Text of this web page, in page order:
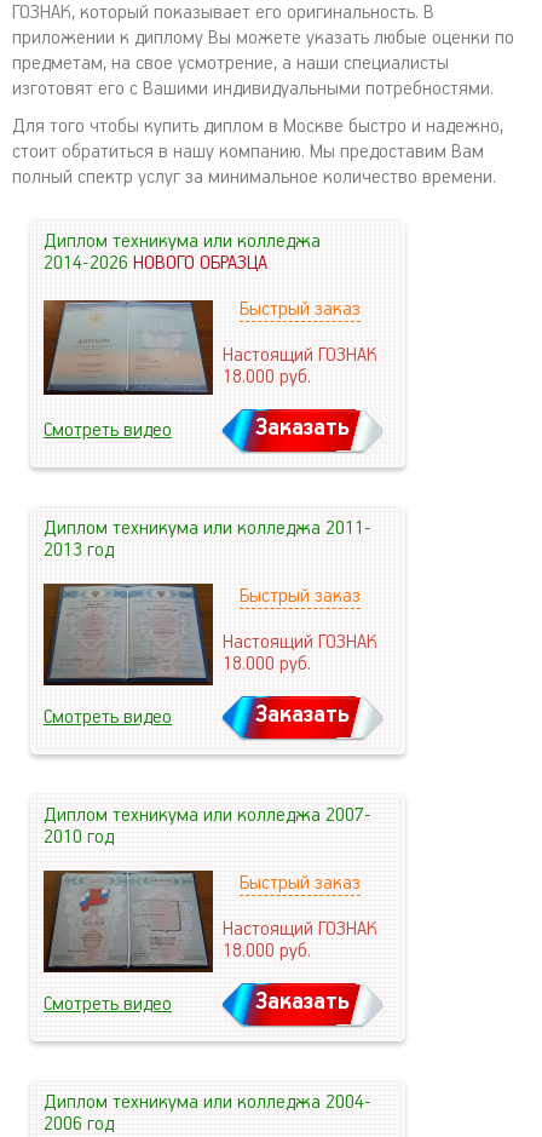
ГОЗНАК, который показывает его оригинальность. В
приложении к диплому Вы можете указать любые оценки по
предметам, на свое усмотрение, а наши специалисты
изготовят его с Вашими индивидуальными потребностями.
Для того чтобы купить диплом в Москве быстро и надежно,
стоит обратиться в нашу компанию. Мы предоставим Вам
полный спектр услуг за минимальное количество времени.
Диплом техникума или колледжа
2014-2026НОВОГО ОБРАЗЦА
Быстрый заказ
Настоящий ГОЗНАК
18.000руб.
Смотреть видео Заказать
Диплом техникума или колледжа 2011-
2013 год
Быстрый заказ
Настоящий ГОЗНАК
18.000руб.
Смотреть видео Заказать
Диплом техникума или колледжа 2007-
2010 год
Быстрый заказ
Настоящий ГОЗНАК
18.000руб.
Смотреть видео Заказать
Диплом техникума или колледжа 2004-
2006 год